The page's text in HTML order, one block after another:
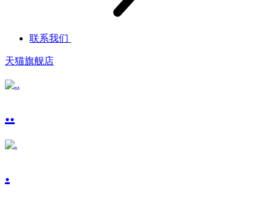
联系我们
天猫旗舰店
..
.